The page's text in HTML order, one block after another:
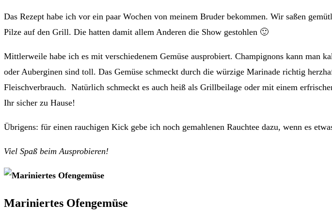
Das Rezept habe ich vor ein paar Wochen von meinem Bruder bekommen. Wir saßen
Pilze auf den Grill. Die hatten damit allem Anderen die Show gestohlen 🙂
Mittlerweile habe ich es mit verschiedenem Gemüse ausprobiert. Champignons kann man
oder Auberginen sind toll. Das Gemüse schmeckt durch die würzige Marinade richtig
Fleischverbrauch. Natürlich schmeckt es auch heiß als Grillbeilage oder mit einem
Ihr sicher zu Hause!
Übrigens: für einen rauchigen Kick gebe ich noch gemahlenen Rauchtee dazu, wenn es
Viel Spaß beim Ausprobieren!
Mariniertes Ofengemüse